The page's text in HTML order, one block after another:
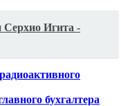
Игита -
бухгалтера